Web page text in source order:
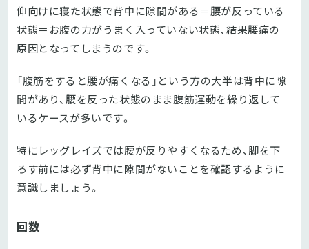
仰向けに寝た状態で背中に隙間がある＝腰が反っている
状態＝お腹の力がうまく入っていない状態、結果腰痛の
原因となってしまうのです。
「腹筋をすると腰が痛くなる」という方の大半は背中に隙
間があり、腰を反った状態のまま腹筋運動を繰り返して
いるケースが多いです。
特にレッグレイズでは腰が反りやすくなるため、脚を下
ろす前には必ず背中に隙間がないことを確認するように
意識しましょう。
回数